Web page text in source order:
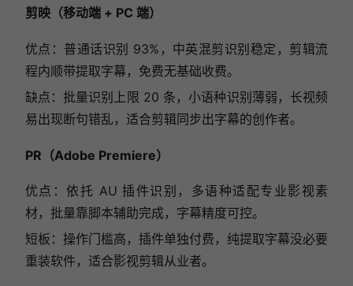
剪映（移动端 + PC 端）
优点：普通话识别 93%，中英混剪识别稳定，剪辑流
程内顺带提取字幕，免费无基础收费。
缺点：批量识别上限 20 条，小语种识别薄弱，长视频
易出现断句错乱，适合剪辑同步出字幕的创作者。
PR（Adobe Premiere）
优点：依托 AU 插件识别，多语种适配专业影视素
材，批量靠脚本辅助完成，字幕精度可控。
短板：操作门槛高，插件单独付费，纯提取字幕没必要
重装软件，适合影视剪辑从业者。